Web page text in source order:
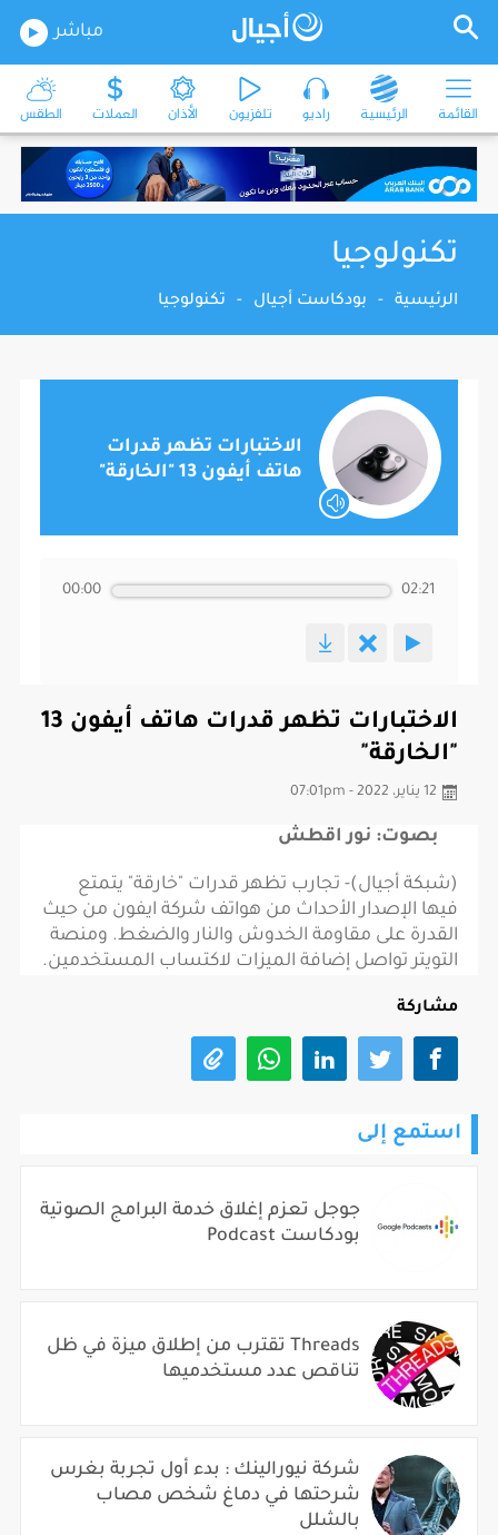
مباشر
القائمة الرئيسية راديو تلفزيون الأذان العملات الطقس
تكنولوجيا
الرئيسية - بودكاست أجيال - تكنولوجيا
الاختبارات تظهر قدرات
هاتف أيفون 13 "الخارقة"
00:00 02:21
الاختبارات تظهر قدرات هاتف أيفون 13
"الخارقة"
12 يناير، 2022 - 07:01pm
بصوت: نور اقطش
(شبكة أجيال)- تجارب تظهر قدرات "خارقة" يتمتع
فيها الإصدار الأحداث من هواتف شركة ايفون من حيث
القدرة على مقاومة الخدوش والنار والضغط. ومنصة
التويتر تواصل إضافة الميزات لاكتساب المستخدمين.
مشاركة
استمع إلى
جوجل تعزم إغلاق خدمة البرامج الصوتية
بودكاست Podcast
Threads تقترب من إطلاق ميزة في ظل
تناقص عدد مستخدميها
شركة نيورالينك : بدء أول تجربة بغرس
شرحتها في دماغ شخص مصاب
بالشلل